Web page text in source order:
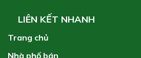
LIÊN KẾT NHANH
Trang chủ
Nhà phố bán